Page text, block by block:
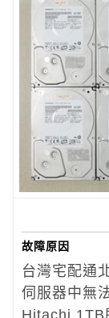
故障原因
台灣宅配通
伺服器中無
Hitachi 1TB